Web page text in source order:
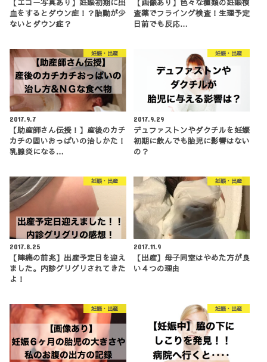
血をするとダウン症！？胎動が少
ないとダウン症？
査薬でフライング検査！生理予定
日前でも反応…
妊娠・出産
2017.9.7
【助産師さん伝授！】産後のカチ
カチの固いおっぱいの治しかた！
乳腺炎になる…
妊娠・出産
2017.9.29
デュファストンやダクチルを妊娠
初期に飲んでも胎児に影響はない
の？
妊娠・出産
2017.8.25
【陣痛の前兆】出産予定日を迎え
ました。内診グリグリされてきた
よ！
妊娠・出産
2017.11.9
【出産】母子同室はやめた方が良
い４つの理由
妊娠・出産 妊娠・出産